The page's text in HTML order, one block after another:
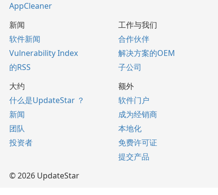
AppCleaner
新闻
软件新闻
Vulnerability Index
的RSS
工作与我们
合作伙伴
解决方案的OEM
子公司
大约
什么是UpdateStar ？
新闻
团队
投资者
额外
软件门户
成为经销商
本地化
免费许可证
提交产品
© 2026 UpdateStar